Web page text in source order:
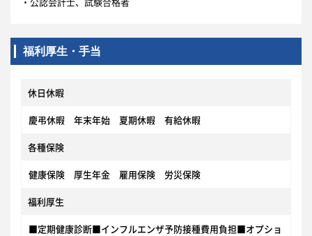
福利厚生・手当
休日休暇
慶弔休暇 年末年始 夏期休暇 有給休暇
各種保険
健康保険 厚生年金 雇用保険 労災保険
福利厚生
■定期健康診断■インフルエンザ予防接種費用負担■オプショ